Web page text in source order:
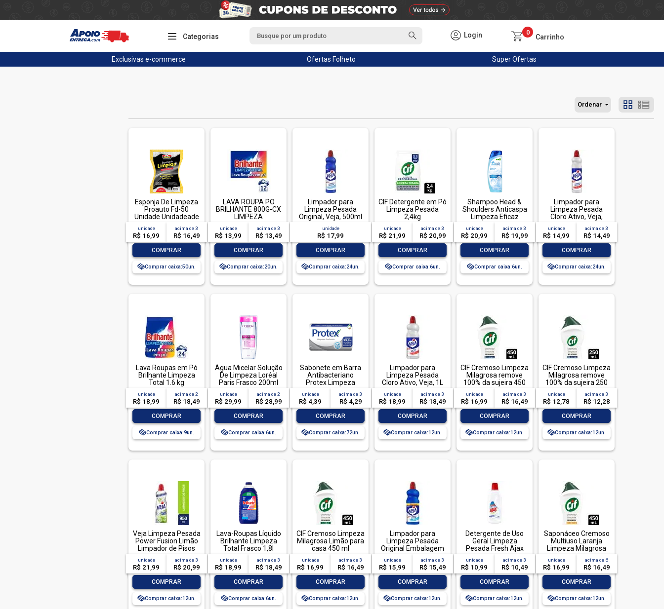
Categorias Login 0
Carrinho
Exclusivas e-commerce Ofertas Folheto SuperOfertas
Ordenar
Esponja De Limpeza
Proauto Fd-50
Unidade Unidadeade
unidade
R$ 16,99
acima de3
R$ 16,49
COMPRAR
Comprar caixa:50
LAVA ROUPA PO
BRILHANTE 800G-CX
LIMPEZA
TOTALLAVA ROUPA
PO BRILHANTE 800G-
CX LIMPEZA TOTAL
unidade
R$ 13,99
acima de3
R$ 13,49
COMPRAR
Comprar caixa:20
Limpador para
Limpeza Pesada
Original, Veja, 500ml
unidade
R$ 17,99
COMPRAR
Comprar caixa:24
CIF Detergente em Pó
Limpeza Pesada
2,4kg
unidade
R$ 21,99
acima de3
R$ 20,99
COMPRAR
Comprar caixa:6
Shampoo Head &
Shoulders Anticaspa
Limpeza Eficaz
200ml
unidade
R$ 20,99
acima de3
R$ 19,99
COMPRAR
Comprar caixa:6
Limpador para
Limpeza Pesada
Cloro Ativo, Veja,
500ml
unidade
R$ 14,99
acima de3
R$ 14,49
COMPRAR
Comprar caixa:24
Lava Roupas em Pó
Brilhante Limpeza
Total 1.6 kg
unidade
R$ 18,99
acima de2
R$ 18,49
COMPRAR
Comprar caixa:9
Água Micelar Solução
De Limpeza Loréal
Paris Frasco 200ml
unidade
R$ 29,99
acima de2
R$ 28,99
COMPRAR
Comprar caixa:6
Sabonete em Barra
Antibacteriano
Protex Limpeza
Profunda Envoltório
unidade
R$ 4,39
acima de3
R$ 4,29
COMPRAR
Comprar caixa:72
Limpador para
Limpeza Pesada
Cloro Ativo, Veja, 1L
unidade
R$ 18,99
acima de3
R$ 18,49
COMPRAR
Comprar caixa:12
CIF Cremoso Limpeza
Milagrosa remove
100% da sujeira 450
ml
unidade
R$ 16,99
acima de3
R$ 16,49
COMPRAR
Comprar caixa:12
CIF Cremoso Limpeza
Milagrosa remove
100% da sujeira 250
ml
unidade
R$ 12,78
acima de3
R$ 12,28
COMPRAR
Comprar caixa:12
Veja Limpeza Pesada
Power Fusion Limão
Limpador de Pisos
950ml
unidade
R$ 21,99
acima de3
R$ 20,99
COMPRAR
Comprar caixa:12
Lava-Roupas Líquido
Brilhante Limpeza
Total Frasco 1,8l
unidade
R$ 18,99
acima de3
R$ 18,49
COMPRAR
Comprar caixa:6
CIF Cremoso Limpeza
Milagrosa Limão para
casa 450 ml
unidade
R$ 16,99
acima de3
R$ 16,49
COMPRAR
Comprar caixa:12
Limpador para
Limpeza Pesada
Original Embalagem
Econômica, Veja, 1L
unidade
R$ 15,99
acima de3
R$ 15,49
COMPRAR
Comprar caixa:12
Detergente de Uso
Geral Limpeza
Pesada Fresh Ajax
Frasco 500ml
unidade
R$ 10,99
acima de3
R$ 10,49
COMPRAR
Comprar caixa:12
Saponáceo Cremoso
Multiuso Laranja
Limpeza Milagrosa
Cif Squeeze 450ml
unidade
R$ 16,99
acima de 6
R$ 16,49
COMPRAR
Comprar caixa:12